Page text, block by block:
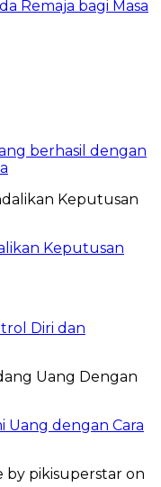
Remaja bagi Masa
berhasil dengan
Keputusan
Diri dan
Uang dengan Cara